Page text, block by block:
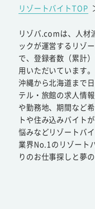
リゾートバイトTOP
リゾバ.comは、人材
ックが運営するリゾ
で、登録者数（累計
用いただいています。
沖縄から北海道まで
テル・旅館の求人情
や勤務地、期間など
トや住み込みバイト
悩みなどリゾートバ
業界No.1のリゾート
りのお仕事探しと夢